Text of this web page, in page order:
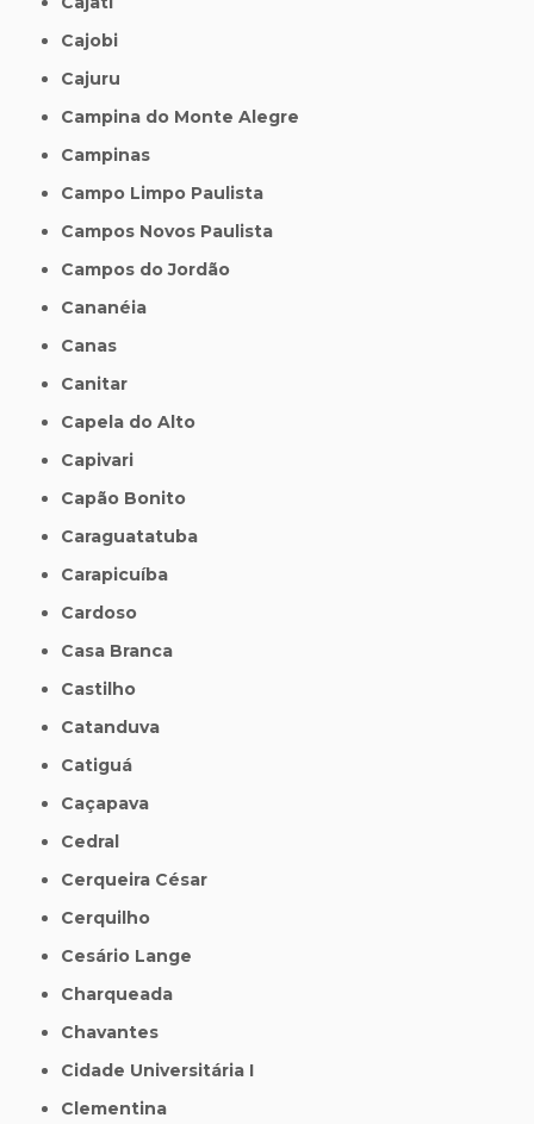
Cajobi
Cajuru
Campina do Monte Alegre
Campinas
Campo Limpo Paulista
Campos Novos Paulista
Campos do Jordão
Cananéia
Canas
Canitar
Capela do Alto
Capivari
Capão Bonito
Caraguatatuba
Carapicuíba
Cardoso
Casa Branca
Castilho
Catanduva
Catiguá
Caçapava
Cedral
Cerqueira César
Cerquilho
Cesário Lange
Charqueada
Chavantes
Cidade Universitária I
Clementina